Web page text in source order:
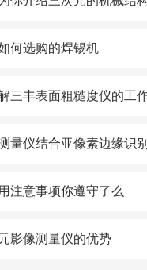
何选购的焊锡机
三丰表面粗糙度仪的工
注意事项你遵守了么
影像测量仪的优势